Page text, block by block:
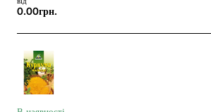
0.00грн.